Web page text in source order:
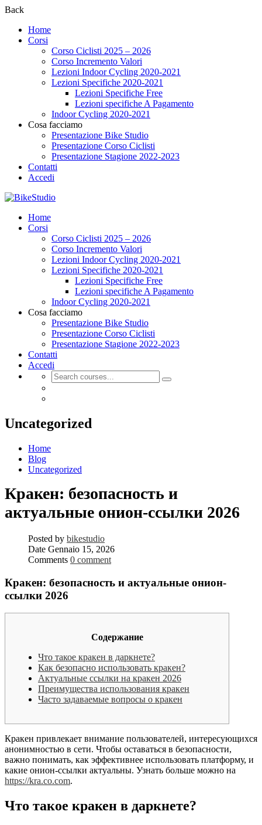
Back
Home
Corsi
Corso Ciclisti 2025 – 2026
Corso Incremento Valori
Lezioni Indoor Cycling 2020-2021
Lezioni Specifiche 2020-2021
Lezioni Specifiche Free
Lezioni specifiche A Pagamento
Indoor Cycling 2020-2021
Cosa facciamo
Presentazione Bike Studio
Presentazione Corso Ciclisti
Presentazione Stagione 2022-2023
Contatti
Accedi
Home
Corsi
Corso Ciclisti 2025 – 2026
Corso Incremento Valori
Lezioni Indoor Cycling 2020-2021
Lezioni Specifiche 2020-2021
Lezioni Specifiche Free
Lezioni specifiche A Pagamento
Indoor Cycling 2020-2021
Cosa facciamo
Presentazione Bike Studio
Presentazione Corso Ciclisti
Presentazione Stagione 2022-2023
Contatti
Accedi
Uncategorized
Home
Blog
Uncategorized
Кракен: безопасность и
актуальные онион-ссылки 2026
Posted by bikestudio
Date Gennaio 15, 2026
Comments 0 comment
Кракен: безопасность и актуальные онион-
ссылки 2026
Содержание
Что такое кракен в даркнете?
Как безопасно использовать кракен?
Актуальные ссылки на кракен 2026
Преимущества использования кракен
Часто задаваемые вопросы о кракен
Кракен привлекает внимание пользователей, интересующихся
анонимностью в сети. Чтобы оставаться в безопасности,
важно понимать, как эффективнее использовать платформу, и
какие онион-ссылки актуальны. Узнать больше можно на
https://kra.co.com.
Что такое кракен в даркнете?